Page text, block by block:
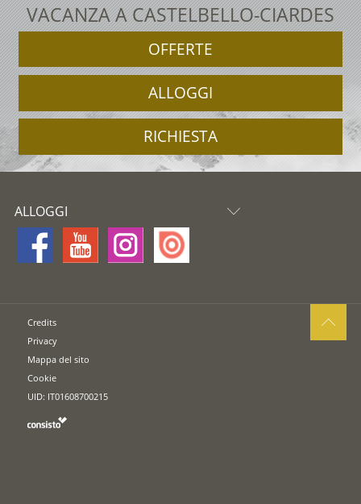
VACANZA A CASTELBELLO-CIARDES
OFFERTE
ALLOGGI
RICHIESTA
ALLOGGI
Credits
Privacy
Mappa del sito
Cookie
UID: IT01608700215